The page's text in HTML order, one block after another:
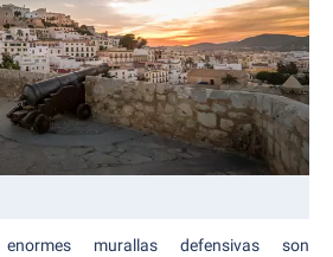
murallas defensivas son